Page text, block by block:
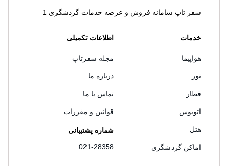
سفر تاپ سامانه فروش و عرضه خدمات گردشگری 1
خدمات
هواپیما
تور
قطار
اتوبوس
هتل
اماکن گردشگری
اطلاعات تکمیلی
مجله سفرتاپ
درباره ما
تماس با ما
قوانین و مقررات
شماره پشتیبانی
021-28358